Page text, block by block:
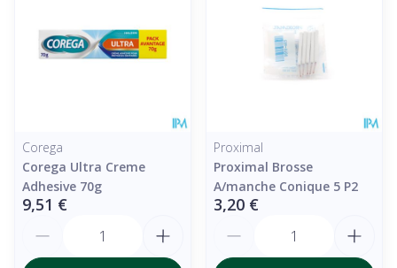
Corega
Corega Ultra Creme
Adhesive 70g
9,51 €
Proximal
Proximal Brosse
A/manche Conique 5 P2
3,20 €